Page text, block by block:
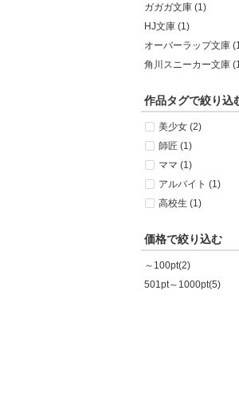
ガガガ文庫 (1)
HJ文庫 (1)
オーバーラップ文庫
角川スニーカー文庫
作品タグで絞り込
美少女 (2)
師匠 (1)
ママ (1)
アルバイト (1)
高校生 (1)
価格で絞り込む
～100pt(2)
501pt～1000pt(5)